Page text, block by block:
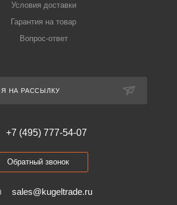
Условия доставки
Гарантия на товар
Вопрос-ответ
НА РАССЫЛКУ
+7 (495) 777-54-07
Обратный звонок
sales@kugeltrade.ru